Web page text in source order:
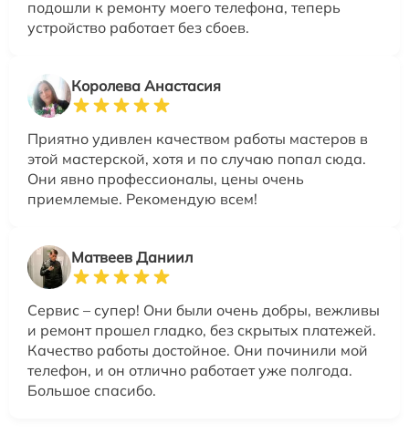
подошли к ремонту моего телефона, теперь
устройство работает без сбоев.
Королева Анастасия
Приятно удивлен качеством работы мастеров в
этой мастерской, хотя и по случаю попал сюда.
Они явно профессионалы, цены очень
приемлемые. Рекомендую всем!
Матвеев Даниил
Сервис – супер! Они были очень добры, вежливы
и ремонт прошел гладко, без скрытых платежей.
Качество работы достойное. Они починили мой
телефон, и он отлично работает уже полгода.
Большое спасибо.